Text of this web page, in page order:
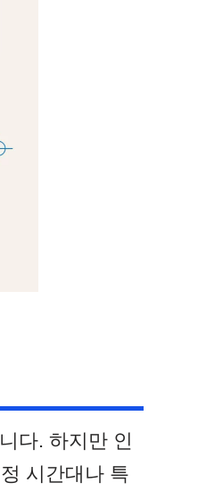
다. 하지만 인
시간대나 특